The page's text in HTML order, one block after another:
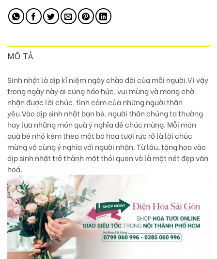
MÔ TẢ
Sinh nhật là dịp kỉ niệm ngày chào đời của mỗi người.Vì vậy
trong ngày này ai cũng háo hức, vui mừng và mong chờ
nhận được lời chúc, tình cảm của những người thân
yêu.Vào dịp sinh nhật bạn bè, người thân chúng ta thường
hay lựa những món quà ý nghĩa để chúc mừng. Mỗi món
quà bé nhỏ kèm theo một bó hoa tươi rực rỡ là lời chúc
mừng vô cùng ý nghĩa với người nhận. Từ lâu, tặng hoa vào
dịp sinh nhật trở thành một thói quen và là một nét đẹp văn
hoá.